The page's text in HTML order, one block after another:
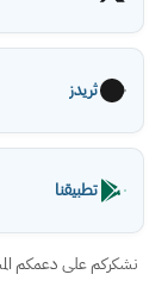
ثريدز
تطبيقنا
نشكركم على دعمكم